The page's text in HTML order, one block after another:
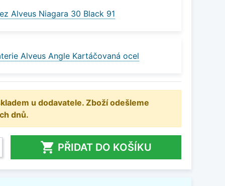
Alveus Niagara 30 Black 91
Alveus Angle Kartáčovaná ocel
u dodavatele. Zboží odešleme
dnů.
 PŘIDAT DO KOŠÍKU